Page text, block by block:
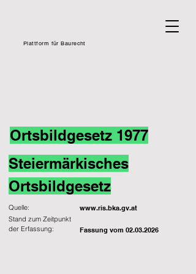
Plattform für Baurecht
Ortsbildgesetz 1977
Steiermärkisches
Ortsbildgesetz
Quelle: www.ris.bka.gv.at
Fassung vom 02.03.2026
Stand zum Zeitpunkt
der Erfassung: